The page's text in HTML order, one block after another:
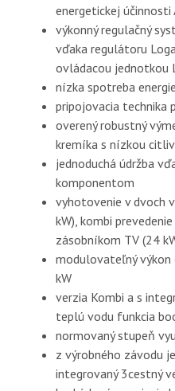
energetickej účinnosti
výkonný regulačný
vďaka regulátoru
ovládacou jednotkou
nízka spotreba
pripojovacia technika
overený robustný
kremíka s nízkou
jednoduchá údržba
komponentom
vyhotovenie v dvoch
kW), kombi
zásobníkom TV (24
modulovateľný
kW
verzia Kombi a s
teplú vodu funkcia
normovaný stupeň
z výrobného závodu
integrovaný 3cestný